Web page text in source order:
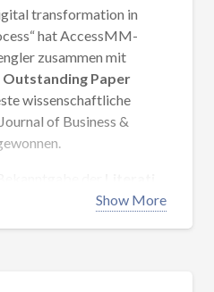
transformation in
hat AccessMM-
zusammen mit
Outstanding Paper
wissenschaftliche
of Business &
und eine Verlinkung zum
Show More